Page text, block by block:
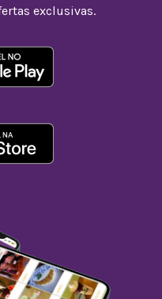
exclusivas.